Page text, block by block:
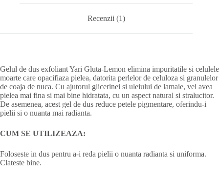
Recenzii (1)
Gelul de dus exfoliant Yari Gluta-Lemon elimina impuritatile si celulele
moarte care opacifiaza pielea, datorita perlelor de celuloza si granulelor
de coaja de nuca. Cu ajutorul glicerinei si uleiului de lamaie, vei avea
pielea mai fina si mai bine hidratata, cu un aspect natural si stralucitor.
De asemenea, acest gel de dus reduce petele pigmentare, oferindu-i
pielii si o nuanta mai radianta.
CUM SE UTILIZEAZA:
Foloseste in dus pentru a-i reda pielii o nuanta radianta si uniforma.
Clateste bine.